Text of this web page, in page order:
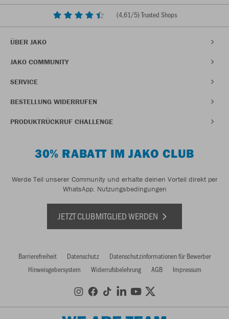
(4,61/5) Trusted Shops
ÜBER JAKO
JAKO COMMUNITY
SERVICE
BESTELLUNG WIDERRUFEN
PRODUKTRÜCKRUF CHALLENGE
30% RABATT IM JAKO CLUB
Werde Teil unserer Community und erhalte deinen Vorteil direkt per
WhatsApp. Nutzungsbedingungen
JETZT CLUBMITGLIED WERDEN
Barrierefreiheit Datenschutz
Datenschutzinformationen für Bewerber
Hinweisgebersystem
Widerrufsbelehrung AGB Impressum